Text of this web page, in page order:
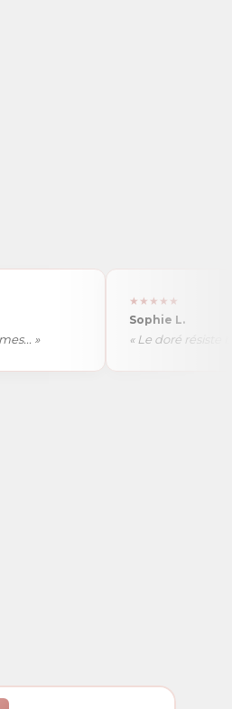
★★★★★
Sophie L.
« Le doré résiste bien... »